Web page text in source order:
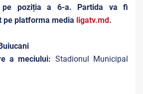
poziția a 6-a. Partida va fi
pe platforma media ligatv.md .
a meciului: Stadionul Municipal